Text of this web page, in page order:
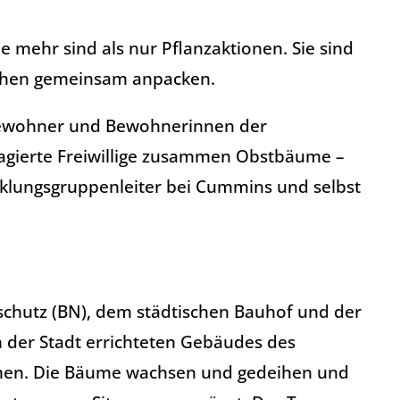
sind als nur Pflanzaktionen. Sie sind
gemeinsam anpacken.
und Bewohnerinnen der
Freiwillige zusammen Obstbäume –
bei Cummins und selbst
(BN), dem städtischen Bauhof und der
Stadt errichteten Gebäudes des
Die Bäume wachsen und gedeihen und